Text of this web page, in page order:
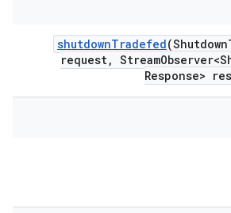
shutdownTradefed(Shutdown
request, Stream
Response>